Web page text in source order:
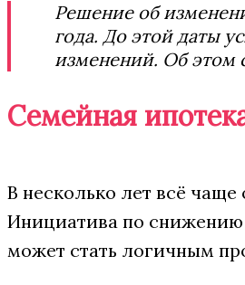
Решение об
года. До этой даты
изменений. Об этом
Семейная
В несколько лет всё чаще
Инициатива по снижению
может стать логичным